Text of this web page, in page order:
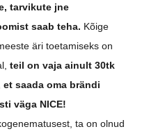
tarvikute jne
saab teha. Kõige
äri toetamiseks on
teil on vaja ainult 30tk
saada oma brändi
väga NICE!
ta on olnud